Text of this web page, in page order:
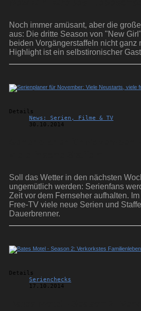
Noch immer amüsant, aber die
aus: Die dritte Season von "New
beiden Vorgängerstaffeln nicht ganz
Highlight ist ein selbstironischer
Details
News: Serien, Filme & TV
30.10.2014
Soll das Wetter in den nächsten
ungemütlich werden: Serienfans
Zeit vor dem Fernseher aufhalten.
Free-TV viele neue Serien und
Dauerbrenner.
Details
Serienchecks
17.10.2014